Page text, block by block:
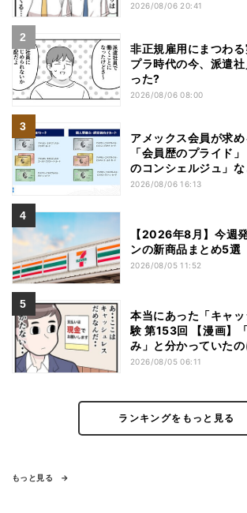
2026/08/06 20:41
非正規雇用にまつわ
プラ時代の今、派遣
った?
2026/08/06 08:00
アメックス会員が求
「会員歴のプライド
のコンシェルジュ」
た"裏話"も
2026/08/06 16:13
【2026年8月】今週
ンの新商品まとめ5選
2026/08/05 11:52
本当にあった「キャ
験 第153回 【漫画】
み」と分かっていた
的に出してしまったも
2026/08/05 06:11
ランキングをもっと見る
もっと見る